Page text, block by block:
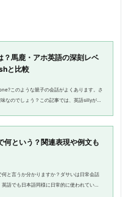
？馬鹿・アホ英語の深刻レベ
と比較
このような親子の会話がよくあります。さ
なのでしょう？この記事では、英語sillyがネ
何という？関連表現や例文も
と言うか分かりますか？ダサいは日常会話
語でも日本語同様に日常的に使われていま